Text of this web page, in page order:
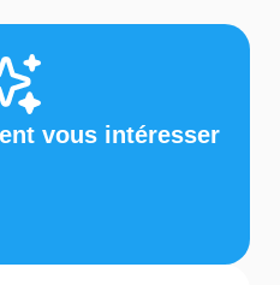
vous intéresser